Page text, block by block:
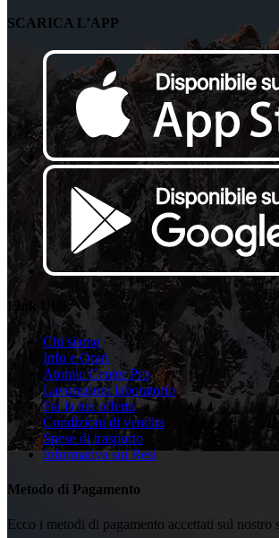
SCARICA L’APP
Link Utili
Chi siamo
Info e Orari
Atomic Center Pro
Lavorazioni laboratorio
Fai la tua offerta
Condizioni di vendita
Spese di trasporto
Informativa sui Resi
Metodo di Pagamento
Ecco i metodi di pagamento accettati sul nostro